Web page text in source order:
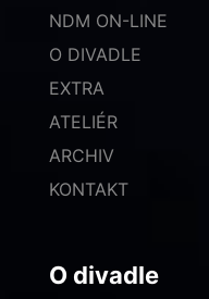
NDM ON-LINE
O DIVADLE
EXTRA
ATELIÉR
ARCHIV
KONTAKT
O divadle